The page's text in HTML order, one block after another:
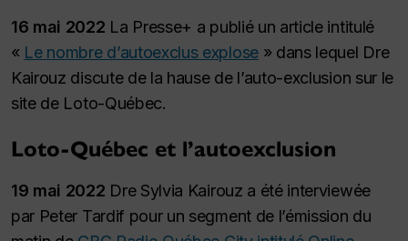
16 mai 2022 La Presse+ a publié un article intitulé
« Le nombre d’autoexclus explose» dans lequel Dre
Kairouz discute de la hause de l’auto-exclusion sur le
site de Loto-Québec.
Loto-Québec et l’autoexclusion
19 mai 2022 Dre Sylvia Kairouz a été interviewée
par Peter Tardif pour un segment de l’émission du